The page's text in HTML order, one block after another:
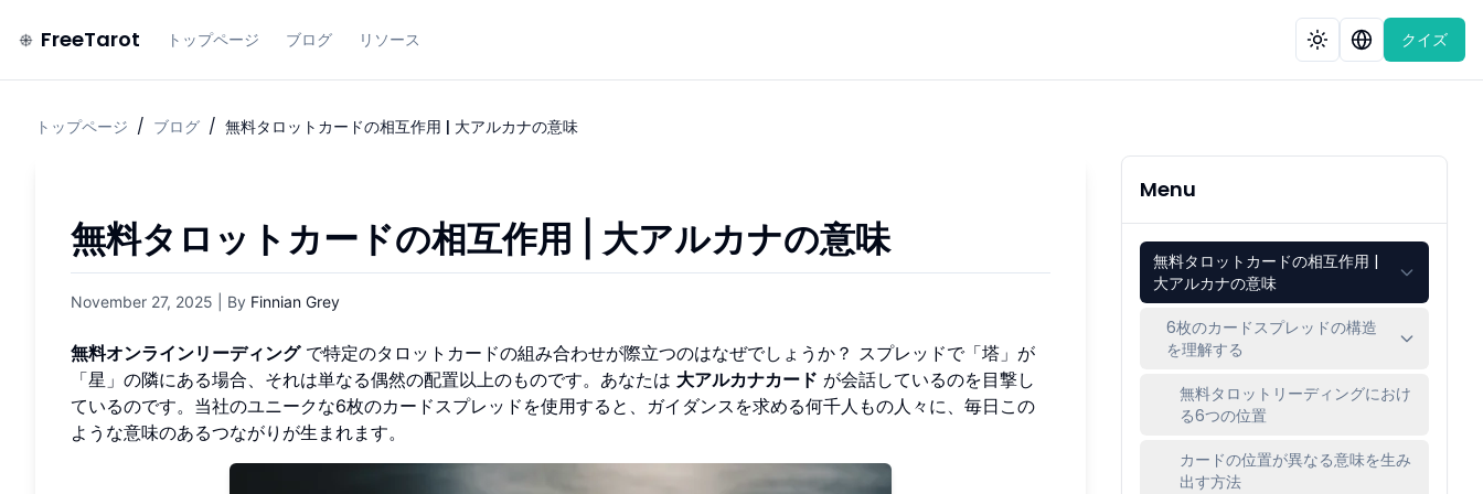
FreeTarot トップページ ブログ リソース クイズ
トップページ / ブログ / 無料タロットカードの相互作用 | 大アルカナの意味
無料タロットカードの相互作用 | 大アルカナの意味
November 27, 2025 | By Finnian Grey
無料オンラインリーディングで特定のタロットカードの組み合わせが際立つのはなぜでしょうか？ スプレッドで「塔」が
「星」の隣にある場合、それは単なる偶然の配置以上のものです。あなたは 大アルカナカード が会話しているのを目撃し
ているのです。当社のユニークな6枚のカードスプレッドを使用すると、ガイダンスを求める何千人もの人々に、毎日この
ような意味のあるつながりが生まれます。
Menu
無料タロットカードの相互作用 |
大アルカナの意味
6枚のカードスプレッドの構造
を理解する
無料タロットリーディングにおけ
る6つの位置
カードの位置が異なる意味を生み
出す方法